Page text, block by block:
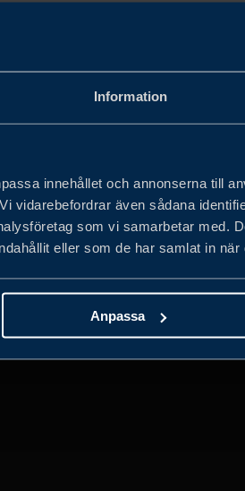
Information
innehållet och annonserna till
vidarebefordrar även sådana
som vi samarbetar med.
eller som de har samlat in
Anpassa
MARKNADER TRANSPORT